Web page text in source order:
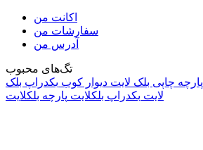
اکانت من
سفارشات من
آدرس من
تگ‌های محبوب
پارچه چاپی بلک لایت دیوار کوب بکدراپ بلک
لایت بکدراپ بلکلایت پارچه بلکلایت